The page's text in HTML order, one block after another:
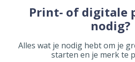
Print- of digitale
nodig?
Alles wat je nodig hebt om je
starten en je merk te